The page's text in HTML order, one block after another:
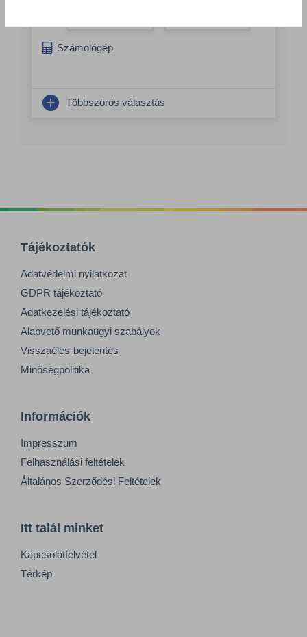
Összeg
Számológép
Többszörös választás
Tájékoztatók
Adatvédelmi nyilatkozat
GDPR tájékoztató
Adatkezelési tájékoztató
Alapvető munkaügyi szabályok
Visszaélés-bejelentés
Minőségpolitika
Információk
Impresszum
Felhasználási feltételek
Általános Szerződési Feltételek
Itt talál minket
Kapcsolatfelvétel
Térkép